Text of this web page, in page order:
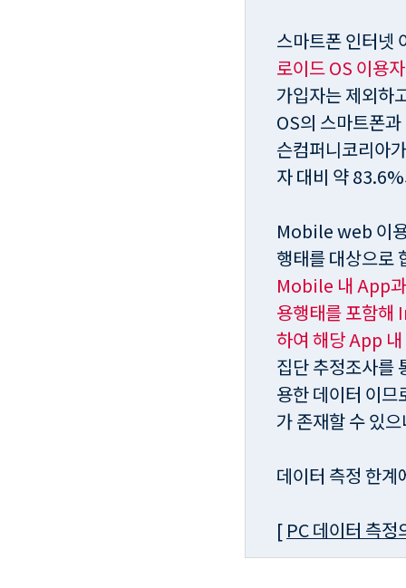
스마트폰 인터넷
로이드 OS 이용
가입자는 제외하
OS의 스마트폰
슨컴퍼니코리아
자 대비 약
Mobile web 이
행태를 대상으로
Mobile 내 App
용행태를 포함해
하여 해당 App
집단 추정조사를
용한 데이터 이므
가 존재할 수 있
데이터 측정 한계
[ PC 데이터 측정